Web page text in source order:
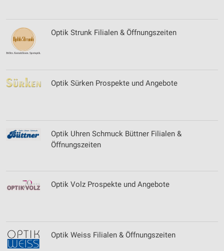
Optik Strunk Filialen & Öffnungszeiten
Optik Sürken Prospekte und Angebote
Optik Uhren Schmuck Büttner Filialen &
Öffnungszeiten
Optik Volz Prospekte und Angebote
Optik Weiss Filialen & Öffnungszeiten